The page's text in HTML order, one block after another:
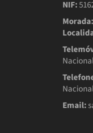
NIF:
Morada:
Email: